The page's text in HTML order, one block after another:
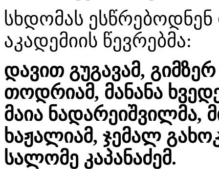
სხდომას
აკადემიის წევრებმა:
დავით გუგავამ,
თოდრიამ, მანანა
მაია ნადარეიშვილმა,
ხაჟალიამ, ჯემალ
სალომე კაპანაძემ.